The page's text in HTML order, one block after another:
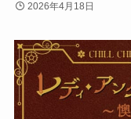
2026年4月18日